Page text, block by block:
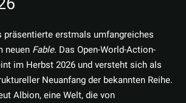
präsentierte erstmals umfangreiches
neuen Fable. Das Open-World-Action-
im Herbst 2026 und versteht sich als
Neuanfang der bekannten Reihe.
Albion, eine Welt, die von